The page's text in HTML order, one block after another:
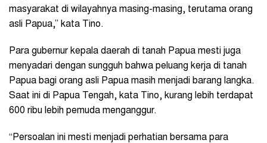
masyarakat di wilayahnya masing-masing, terutama orang
asli Papua,” kata Tino.
Para gubernur kepala daerah di tanah Papua mesti juga
menyadari dengan sungguh bahwa peluang kerja di tanah
Papua bagi orang asli Papua masih menjadi barang langka.
Saat ini di Papua Tengah, kata Tino, kurang lebih terdapat
600 ribu lebih pemuda menganggur.
“Persoalan ini mesti menjadi perhatian bersama para